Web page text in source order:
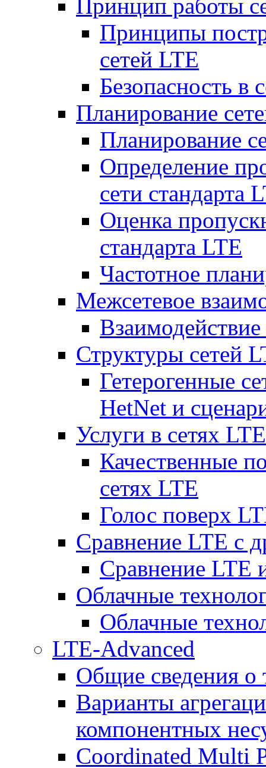
Принцип работы
Принципы
сетей LTE
Безопасность в
Планирование
Планирование
Определение
сети стандарта
Оценка
стандарта LTE
Частотное
Межсетевое
Структуры сетей
Гетерогенные
HetNet и
Услуги в сетях LTE
Качественные
сетях LTE
Голос поверх
Сравнение LTE с
Сравнение LTE
Облачные
Облачные
LTE-Advanced
Общие сведения о
Варианты
компонентных
Coordinated Multi